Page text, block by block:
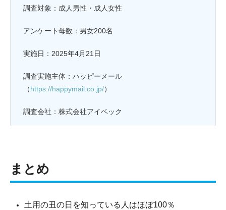
調査対象：成人男性・成人女性
アンケート母数：男女200名
実施日：2025年4月21日
調査実施主体：ハッピーメール
（https://happymail.co.jp/）
調査会社：株式会社アイベック
まとめ
土用の丑の日を知っている人はほぼ100％